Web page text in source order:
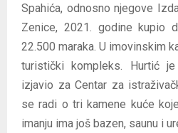
Spahića, odnosno njegove
Zenice, 2021. godine kupio
22.500 maraka. U imovinskim
turistički kompleks. Hurtić
izjavio za Centar za
se radi o tri kamene kuće
imanju ima još bazen, saunu i